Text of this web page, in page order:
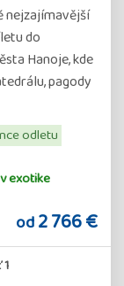
nejzajímavější
do
Hanoje, kde
pagody
odletu
exotike
od2 766 €